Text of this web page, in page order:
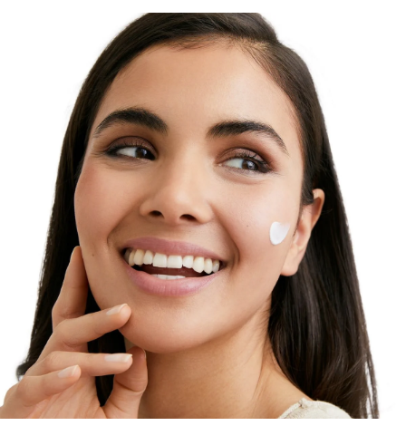
Stress in der Haut, beschleunigen vorzeitige
und können die Haut müde aussehen
lassen. Eucerin HYALURON-FILLERVitamin C
mit 10% reinem und frisch aktiviertemVitamin C
wurde speziell entwickelt, um freie Radikale und die
ersten Zeichen der
zu bekämpfen: Er
mildert ersteFalten, stärkt die Haut und verleiht ihr
ein frischeres, strahlenderes und glatteres Aussehen.
Vitamin C ist ein starkes Antioxidans, das freie
Radikale neutralisiert und die natürliche Abwehr der
Haut stärkt. Zudem ist es unerlässlich für die
Kollagenproduktion in den Hautzellen, wodurch die
Haut gestärkt und Zeichen derHautalterung
verzögert werden können. Die innovative Verpackung
gewährleistet, dass dasVitamin Cerst kurz vor der
ersten Anwendung frisch aktiviert wird, damit es seine
volle Wirkung entfalten kann. Einfach drücken und
schütteln, um das
Pulver mit dem Serum
mit kurzkettigerHyaluronsäureund Licochalcone A
zu vermischen. KurzkettigeHyaluronsäure wirkt
feuchtigkeitsspendend und dringt in die epidermalen
Hautschichten ein, wo tiefere
Faltenentstehen. Ein
weiteres starkes Antioxidans, Licochalcone A,